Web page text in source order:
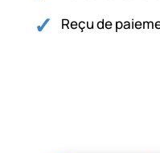
Reçu de